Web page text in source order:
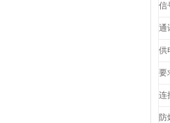
信
通
供
要
连
防